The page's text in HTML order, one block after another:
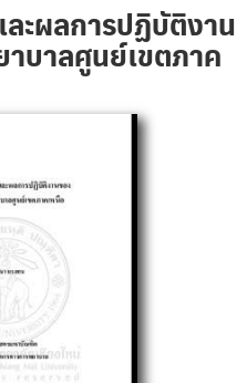
ะผลการปฏิบัติงาน
บาลศูนย์เขตภาค